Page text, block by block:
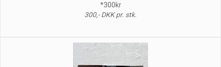
*300kr
300,- DKK pr. stk.